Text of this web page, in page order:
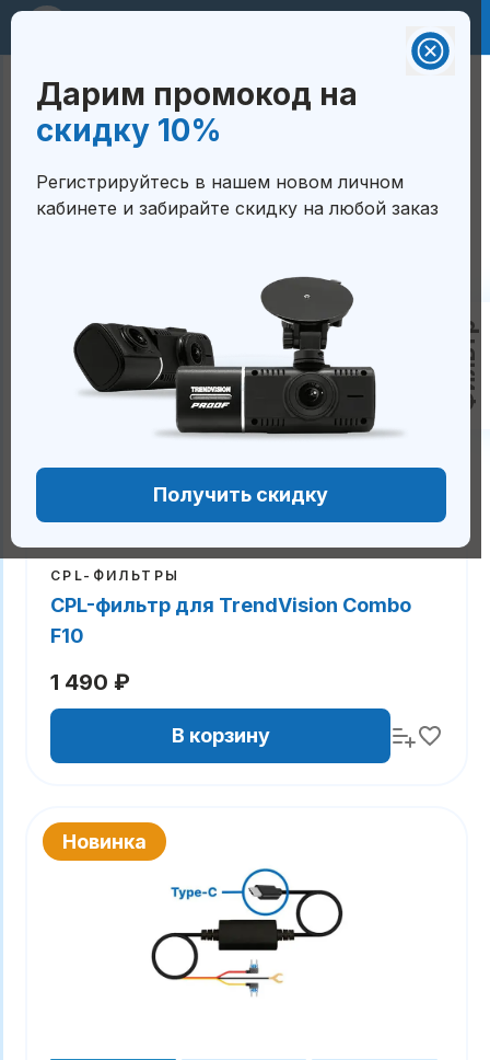
RUB 🇷🇺
Валюта на сайте:
Белорусский рубль — BYN
🇧🇾
Сум — UZS 🇺🇿
Дарим промокод на
скидку 10%
Регистрируйтесь в нашем новом личном
кабинете и забирайте скидку на любой заказ
Получить скидку
ГЛАВНАЯ / КАТАЛОГ
/
АКСЕССУАРЫ
Фильтр
Новинка
CPL-ФИЛЬТРЫ
CPL-фильтр для TrendVision Combo
F10
1 490 ₽
В корзину
Новинка